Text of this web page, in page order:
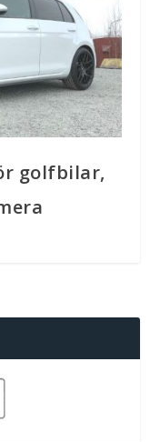
golfbilar,